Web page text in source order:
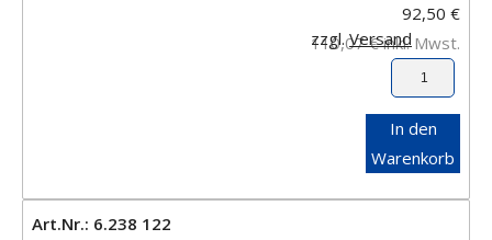
92,50 €
110,07 €inkl. Mwst.
zzgl.Versand
In den
Warenkorb
Art.Nr.: 6.238 122